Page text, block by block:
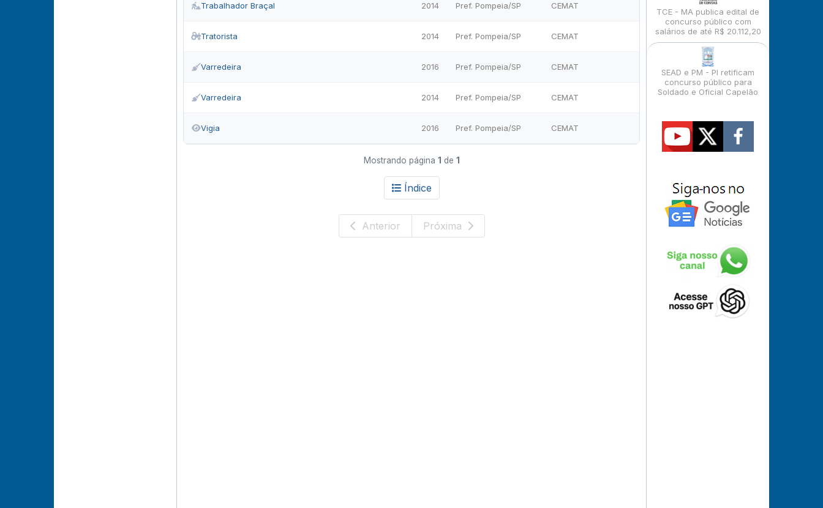
Trabalhador Braçal 2014 Pref. Pompeia/SP CEMAT
Tratorista 2014 Pref. Pompeia/SP CEMAT
Varredeira 2016 Pref. Pompeia/SP CEMAT
Varredeira 2014 Pref. Pompeia/SP CEMAT
Vigia 2016 Pref. Pompeia/SP CEMAT
Mostrando página 1 de 1
Índice
Anterior Próxima
TCE - MA publica edital de
concurso público com
salários de até R$ 20.112,20
SEAD e PM - PI retificam
concurso público para
Soldado e Oficial Capelão